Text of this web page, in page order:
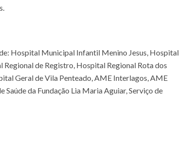
Hospital Municipal Infantil Menino Jesus, Hospital
de Registro, Hospital Regional Rota dos
Geral de Vila Penteado, AME Interlagos, AME
da Fundação Lia Maria Aguiar, Serviço de